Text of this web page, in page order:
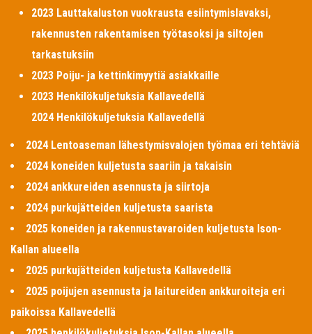
2023 Lauttakaluston vuokrausta esiintymislavaksi,
rakennusten rakentamisen työtasoksi ja siltojen
tarkastuksiin
2023 Poiju- ja kettinkimyytiä asiakkaille
2023 Henkilökuljetuksia Kallavedellä
2024 Henkilökuljetuksia Kallavedellä
2024 Lentoaseman lähestymisvalojen työmaa eri tehtäviä
2024 koneiden kuljetusta saariin ja takaisin
2024 ankkureiden asennusta ja siirtoja
2024 purkujätteiden kuljetusta saarista
2025 koneiden ja rakennustavaroiden kuljetusta Ison-
Kallan alueella
2025 purkujätteiden kuljetusta Kallavedellä
2025 poijujen asennusta ja laitureiden ankkuroiteja eri
paikoissa Kallavedellä